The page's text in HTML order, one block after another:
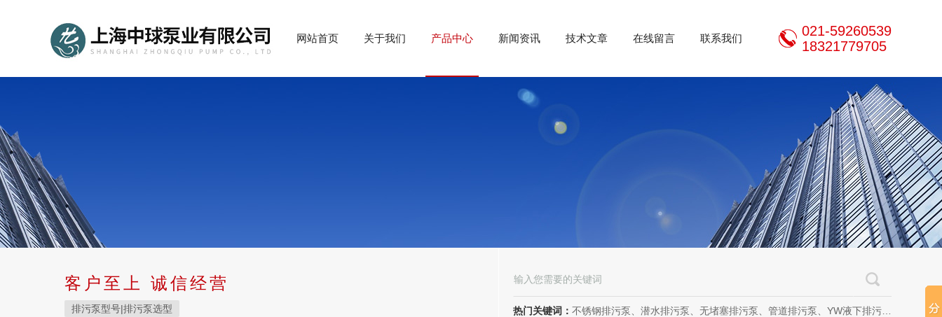
网站首页 关于我们 产品中心 新闻资讯 技术文章 在线留言 联系我们
021-59260539
18321779705
客户至上 诚信经营
排污泵型号|排污泵选型 热门关键词： 不锈钢排污泵、潜水排污泵、无堵塞排污泵、管道排污泵、YW液下排污泵、立式无堵塞排污泵、管道离心泵、无堵塞自吸泵、不锈钢离心泵